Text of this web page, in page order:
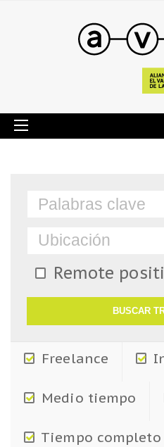
Remote
Freelance
Medio tiempo
Tiempo completo